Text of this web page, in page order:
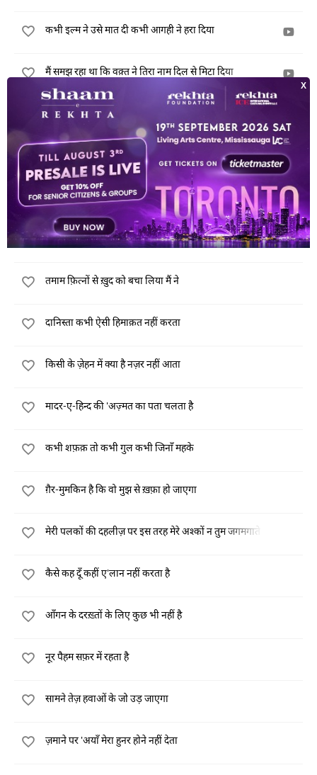
कभी इल्म ने उसे मात दी कभी आगही ने हरा दिया
मैं समझ रहा था कि वक़्त ने तिरा नाम दिल से मिटा दिया
तिरे दिमाग़ से सारा फ़ुतूर निकलेगा
जिस तरह बच्चे बुज़ुर्गों के चरण चूमते हैं
चाहता जो भी है वो कह के गुज़र जाता है
हैं उलझनें तमाम मिरी ज़िंदगी के साथ
तमाम फ़ित्नों से ख़ुद को बचा लिया मैं ने
दानिस्ता कभी ऐसी हिमाक़त नहीं करता
किसी के ज़ेहन में क्या है नज़र नहीं आता
मादर-ए-हिन्द की 'अज़्मत का पता चलता है
कभी शफ़क़ तो कभी गुल कभी जिनाँ महके
ग़ैर-मुमकिन है कि वो मुझ से ख़फ़ा हो जाएगा
मेरी पलकों की दहलीज़ पर इस तरह मेरे अश्कों न तुम जगमगाते रहो
कैसे कह दूँ कहीं ए'लान नहीं करता है
आँगन के दरख़्तों के लिए कुछ भी नहीं है
नूर पैहम सफ़र में रहता है
सामने तेज़ हवाओं के जो उड़ जाएगा
ज़माने पर 'अयाँ मेरा हुनर होने नहीं देता